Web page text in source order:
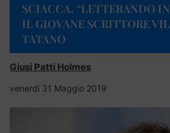
SCIACCA, “LETTERANDO
IL GIOVANE SCRITTORE
TATANO
Giusi Patti Holmes
venerdì 31 Maggio 2019